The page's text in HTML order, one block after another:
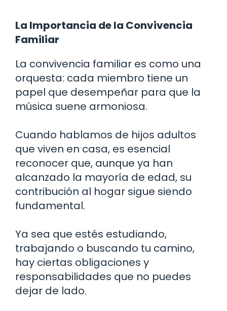
La Importancia de la Convivencia
Familiar
La convivencia familiar es como una
orquesta: cada miembro tiene un
papel que desempeñar para que la
música suene armoniosa.
Cuando hablamos de hijos adultos
que viven en casa, es esencial
reconocer que, aunque ya han
alcanzado la mayoría de edad, su
contribución al hogar sigue siendo
fundamental.
Ya sea que estés estudiando,
trabajando o buscando tu camino,
hay ciertas obligaciones y
responsabilidades que no puedes
dejar de lado.